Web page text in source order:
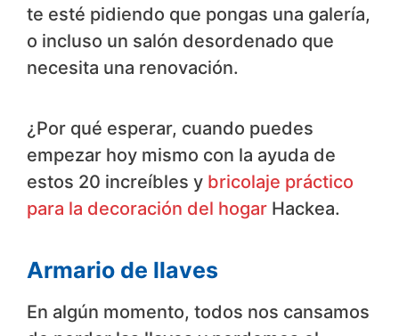
te esté pidiendo que pongas una galería,
o incluso un salón desordenado que
necesita una renovación.
¿Por qué esperar, cuando puedes
empezar hoy mismo con la ayuda de
estos 20 increíbles y bricolaje práctico
para la decoración del hogar Hackea.
Armario de llaves
En algún momento, todos nos cansamos